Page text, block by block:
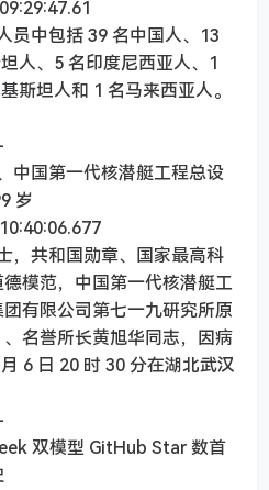
员中包括 39 名中国人、13
人、5 名印度尼西亚人、1
斯坦人和 1 名马来西亚人。
中国第一代核潜艇工程总设
岁
，共和国勋章、国家最高科
模范，中国第一代核潜艇工
有限公司第七一九研究所原
名誉所长黄旭华同志，因病
6 日 20 时 30 分在湖北武汉
双模型 GitHub Star 数首